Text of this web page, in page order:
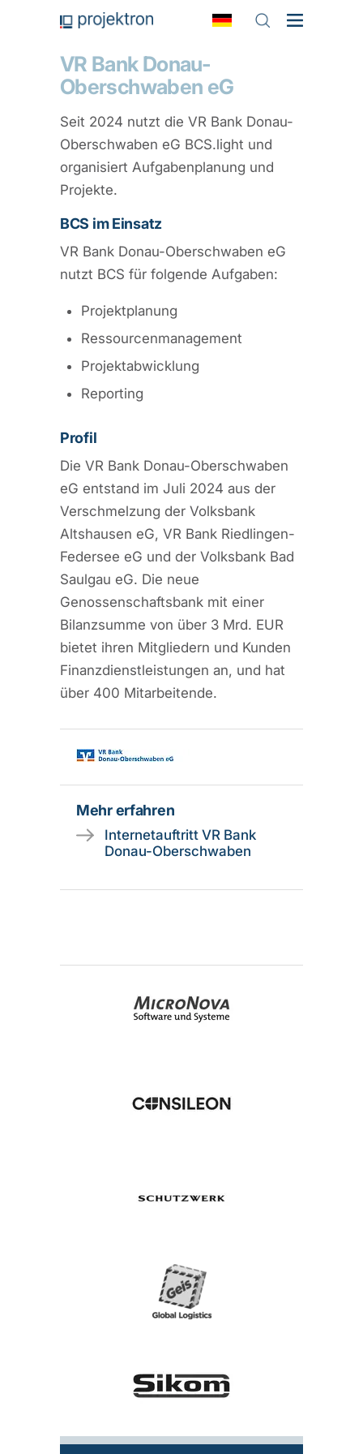
VR Bank Donau-
Oberschwaben eG
Seit 2024 nutzt die VR Bank Donau-
Oberschwaben eG BCS.light und
organisiert Aufgabenplanung und
Projekte.
BCS im Einsatz
VR Bank Donau-Oberschwaben eG
nutzt BCS für folgende Aufgaben:
Projektplanung
Ressourcenmanagement
Projektabwicklung
Reporting
Profil
Die VR Bank Donau-Oberschwaben
eG entstand im Juli 2024 aus der
Verschmelzung der Volksbank
Altshausen eG, VR Bank Riedlingen-
Federsee eG und der Volksbank Bad
Saulgau eG. Die neue
Genossenschaftsbank mit einer
Bilanzsumme von über 3 Mrd. EUR
bietet ihren Mitgliedern und Kunden
Finanzdienstleistungen an, und hat
über 400 Mitarbeitende.
Mehr erfahren
Internetauftritt VR Bank
Donau-Oberschwaben